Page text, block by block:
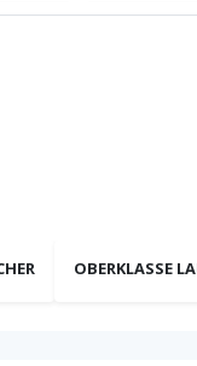
OBERKLASSE